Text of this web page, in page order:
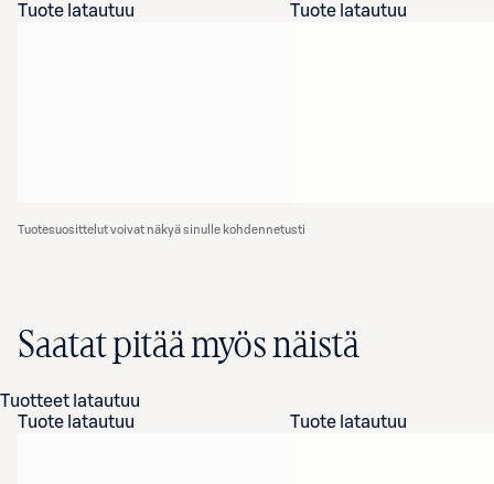
Tuote latautuu
Tuote latautuu
Tuotesuosittelut voivat näkyä sinulle kohdennetusti
Saatat pitää myös näistä
Tuotteet latautuu
Tuote latautuu
Tuote latautuu